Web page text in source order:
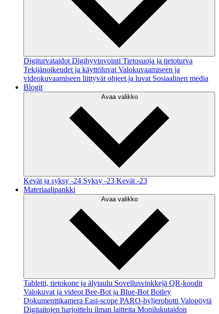
Digiturvataidot Digihyvinvointi Tietosuoja ja tietoturva
Tekijänoikeudet ja käyttöluvat Valokuvaamiseen ja
videokuvaamiseen liittyvät ohjeet ja luvat Sosiaalinen media
Blogit
Avaa valikko
Kevät ja syksy -24 Syksy -23 Kevät -23
Materiaalipankki
Avaa valikko
Tabletti, tietokone ja älytaulu Sovellusvinkkejä QR-koodit
Valokuvat ja videot Bee-Bot ja Blue-Bot Botley
Dokumenttikamera Easi-scope PARO-hyljerobotti Valopöytä
Digitaitojen harjoittelu ilman laitteita Monilukutaidon